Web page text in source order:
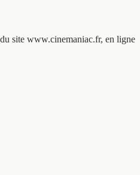
site www.cinemaniac.fr, en ligne